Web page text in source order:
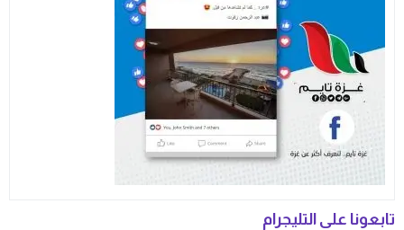
تابعونا على التليجرام